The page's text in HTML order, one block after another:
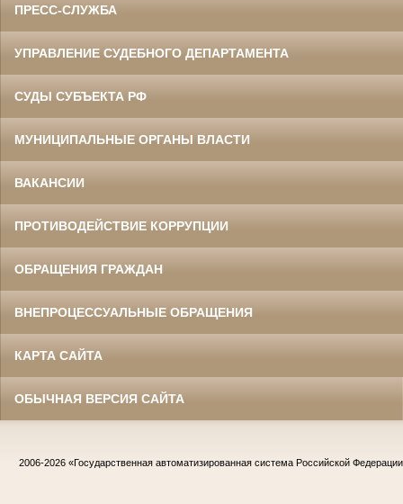
ПРЕСС-СЛУЖБА
УПРАВЛЕНИЕ СУДЕБНОГО ДЕПАРТАМЕНТА
СУДЫ СУБЪЕКТА РФ
МУНИЦИПАЛЬНЫЕ ОРГАНЫ ВЛАСТИ
ВАКАНСИИ
ПРОТИВОДЕЙСТВИЕ КОРРУПЦИИ
ОБРАЩЕНИЯ ГРАЖДАН
ВНЕПРОЦЕССУАЛЬНЫЕ ОБРАЩЕНИЯ
КАРТА САЙТА
ОБЫЧНАЯ ВЕРСИЯ САЙТА
2006-2026 «Государственная автоматизированная система Российской